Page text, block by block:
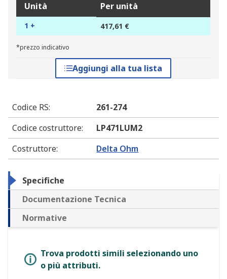
Unità Per unità
1 + 417,61 €
*prezzo indicativo
Aggiungi alla tua lista
Codice RS:
261-274
Codice costruttore:
LP471LUM2
Costruttore: Delta Ohm
Specifiche
Documentazione Tecnica
Normative
Trova prodotti simili selezionando uno
o più attributi.